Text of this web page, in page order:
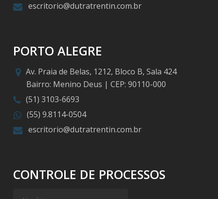
escritorio@dutratrentin.com.br
PORTO ALEGRE
Av. Praia de Belas, 1212, Bloco B, Sala 424
Bairro: Menino Deus | CEP: 90110-000
(51) 3103-6693
(55) 9.8114-0504
escritorio@dutratrentin.com.br
CONTROLE DE PROCESSOS